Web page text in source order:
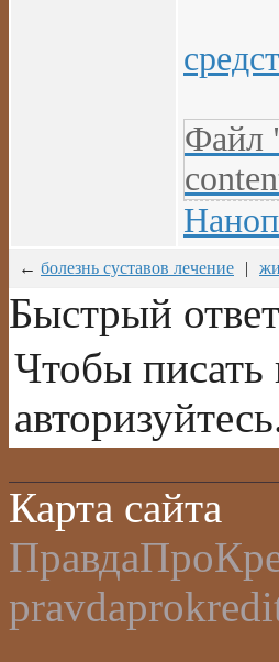
Файл
← болезнь суставов лечение |
Быстрый ответ
Чтобы
Карта сайта